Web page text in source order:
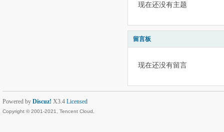
现在还没有主题
留言板
现在还没有留言
Powered by Discuz! X3.4 Licensed
Copyright © 2001-2021, Tencent Cloud.